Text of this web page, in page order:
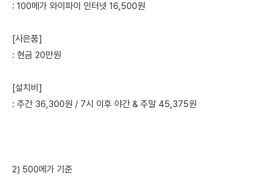
: 100메가 와이파이 인터넷 16,500원
[사은품]
: 현금 20만원
[설치비]
: 주간 36,300원 / 7시 이후 야간 & 주말 45,375원
2) 500메가 기준